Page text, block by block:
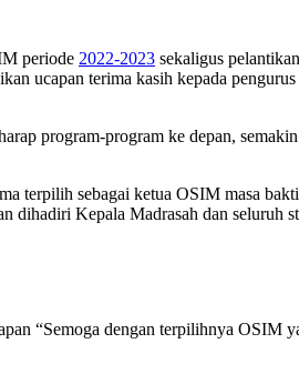
periode 2022-2023 sekaligus
ucapan terima kasih kepada
program-program ke depan,
terpilih sebagai ketua OSIM masa bakti
dihadiri Kepala Madrasah dan seluruh
“Semoga dengan terpilihnya OSIM